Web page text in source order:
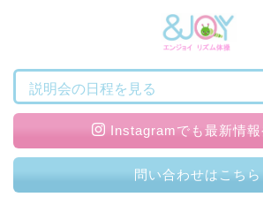
説明会の日程を見る
Instagramでも最新情報
問い合わせはこちら